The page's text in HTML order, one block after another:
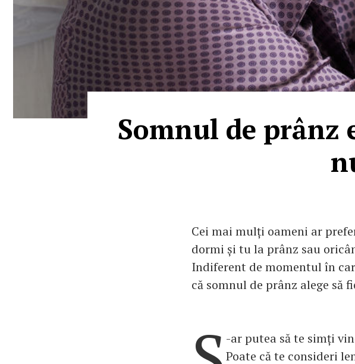
Somnul de prânz
Cei mai mulți oameni ar
dormi și tu la prânz sau
Indiferent de momentul în
că somnul de prânz alege
-ar putea să te simți
Poate că te consideri